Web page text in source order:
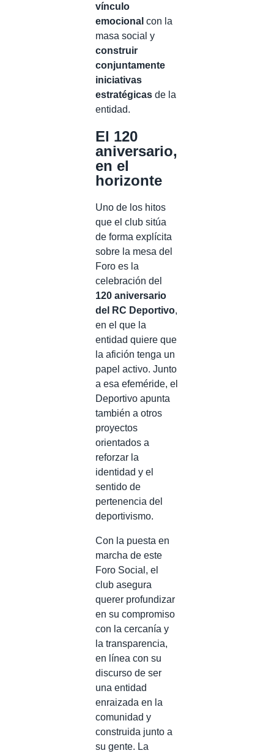
vínculo
emocional con la
masa social y
construir
conjuntamente
iniciativas
estratégicas de la
entidad.
El 120
aniversario,
en el
horizonte
Uno de los hitos
que el club sitúa
de forma explícita
sobre la mesa del
Foro es la
celebración del
120 aniversario
del RC Deportivo,
en el que la
entidad quiere que
la afición tenga un
papel activo. Junto
a esa efeméride, el
Deportivo apunta
también a otros
proyectos
orientados a
reforzar la
identidad y el
sentido de
pertenencia del
deportivismo.
Con la puesta en
marcha de este
Foro Social, el
club asegura
querer profundizar
en su compromiso
con la cercanía y
la transparencia,
en línea con su
discurso de ser
una entidad
enraizada en la
comunidad y
construida junto a
su gente. La